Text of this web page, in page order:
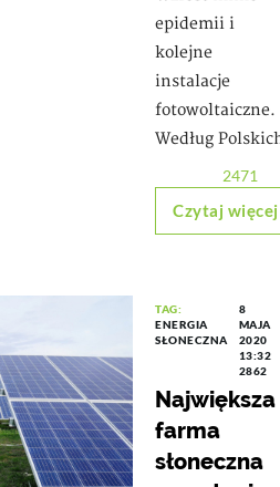
epidemii i
kolejne
instalacje
fotowoltaiczne.
Według
2471
Czytaj więcej
TAG:
ENERGIA
SŁONECZNA
8
MAJA
2020
13:32
2862
Największa
farma
słoneczna